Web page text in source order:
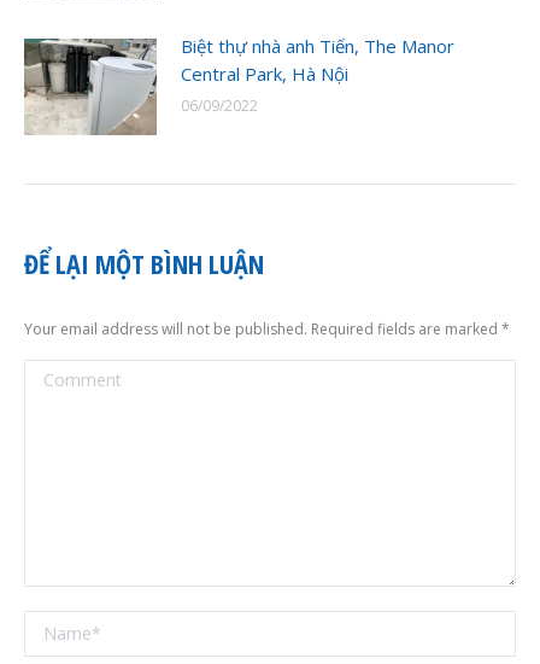
Biệt thự nhà anh Tiến, The Manor
Central Park, Hà Nội
06/09/2022
ĐỂ LẠI MỘT BÌNH LUẬN
Your email address will not be published. Required fields are marked *
Comment
Name *